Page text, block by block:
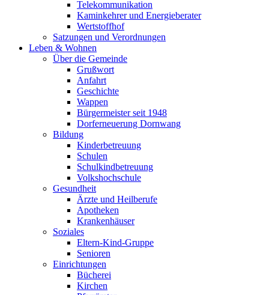
Telekommunikation
Kaminkehrer und Energieberater
Wertstoffhof
Satzungen und Verordnungen
Leben & Wohnen
Über die Gemeinde
Grußwort
Anfahrt
Geschichte
Wappen
Bürgermeister seit 1948
Dorferneuerung Dornwang
Bildung
Kinderbetreuung
Schulen
Schulkindbetreuung
Volkshochschule
Gesundheit
Ärzte und Heilberufe
Apotheken
Krankenhäuser
Soziales
Eltern-Kind-Gruppe
Senioren
Einrichtungen
Bücherei
Kirchen